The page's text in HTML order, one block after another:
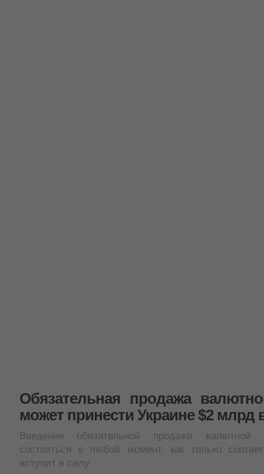
Обязательная продажа
может принести Украине $2 млрд
Введение обязательной продажи валютной
состояться в любой момент, как только
вступит в силу.